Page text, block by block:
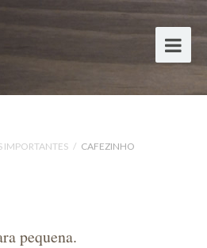
IMPORTANTES / CAFEZINHO
pequena.